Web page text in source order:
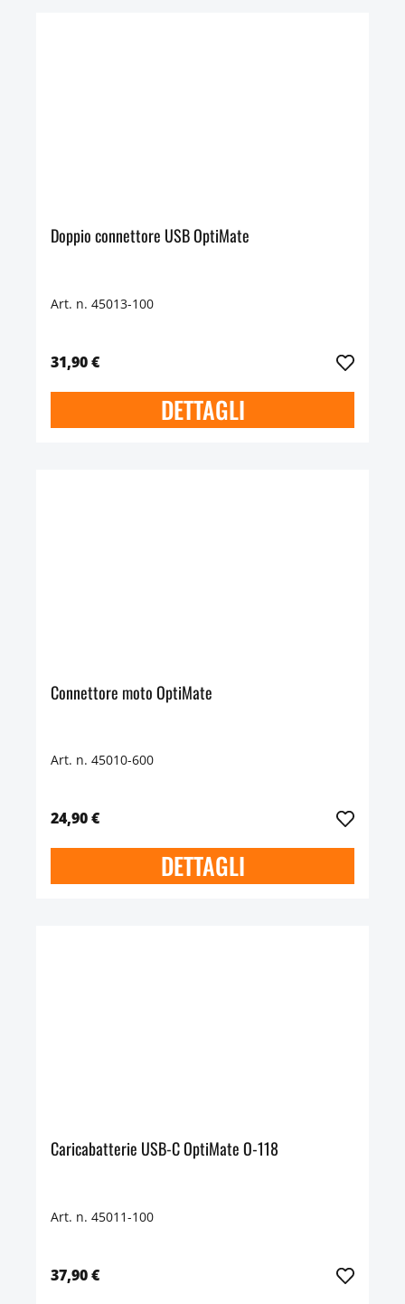
Doppio connettore USB OptiMate
Art. n. 45013-100
31,90 €
DETTAGLI
Connettore moto OptiMate
Art. n. 45010-600
24,90 €
DETTAGLI
Caricabatterie USB-C OptiMate O-118
Art. n. 45011-100
37,90 €